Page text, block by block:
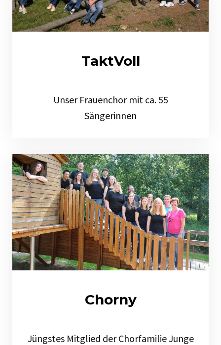
TaktVoll
Unser Frauenchor mit ca. 55
Sängerinnen
Chorny
Jüngstes Mitglied der Chorfamilie Junge